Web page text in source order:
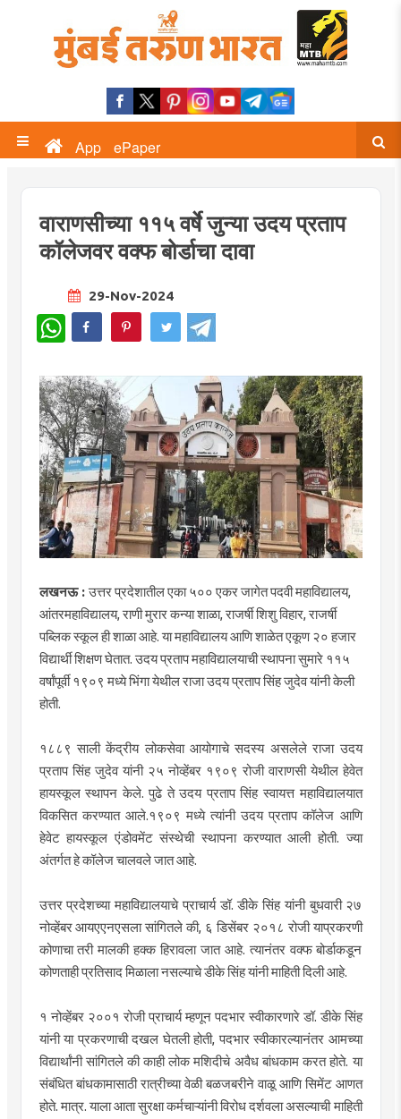
App ePaper
वाराणसीच्या ११५ वर्षे जुन्या उदय प्रताप
कॉलेजवर वक्फ बोर्डाचा दावा
29-Nov-2024
WhatsApp
लखनऊ :उत्तर प्रदेशातील एका ५०० एकर जागेत पदवी महाविद्यालय,
आंतरमहाविद्यालय, राणी मुरार कन्या शाळा, राजर्षी शिशु विहार, राजर्षी
पब्लिक स्कूल ही शाळा आहे. या महाविद्यालय आणि शाळेत एकूण २० हजार
विद्यार्थी शिक्षण घेतात. उदय प्रताप महाविद्यालयाची स्थापना सुमारे ११५
वर्षांपूर्वी १९०९ मध्ये भिंगा येथील राजा उदय प्रताप सिंह जुदेव यांनी केली
होती.
१८८९ साली केंद्रीय लोकसेवा आयोगाचे सदस्य असलेले राजा उदय
प्रताप सिंह जुदेव यांनी २५ नोव्हेंबर १९०९ रोजी वाराणसी येथील हेवेत
हायस्कूल स्थापन केले. पुढे ते उदय प्रताप सिंह स्वायत्त महाविद्यालयात
विकसित करण्यात आले.१९०९ मध्ये त्यांनी उदय प्रताप कॉलेज आणि
हेवेट हायस्कूल एंडोवमेंट संस्थेची स्थापना करण्यात आली होती. ज्या
अंतर्गत हे कॉलेज चालवले जात आहे.
उत्तर प्रदेशच्या महाविद्यालयाचे प्राचार्य डॉ. डीके सिंह यांनी बुधवारी २७
नोव्हेंबर आयएएनएसला सांगितले की, ६ डिसेंबर २०१८ रोजी याप्रकरणी
कोणाचा तरी मालकी हक्क हिरावला जात आहे. त्यानंतर वक्फ बोर्डाकडून
कोणताही प्रतिसाद मिळाला नसल्याचे डीके सिंह यांनी माहिती दिली आहे.
१ नोव्हेंबर २००१ रोजी प्राचार्य म्हणून पदभार स्वीकारणारे डॉ. डीके सिंह
यांनी या प्रकरणाची दखल घेतली होती, पदभार स्वीकारल्यानंतर आमच्या
विद्यार्थांनी सांगितले की काही लोक मशिदीचे अवैध बांधकाम करत होते. या
संबंधित बांधकामासाठी रात्रीच्या वेळी बळजबरीने वाळू आणि सिमेंट आणत
होते. मात्र. याला आता सुरक्षा कर्मचाऱ्यांनी विरोध दर्शवला असल्याची माहिती